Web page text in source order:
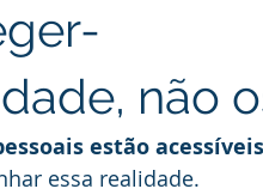
não
estão
essa realidade.